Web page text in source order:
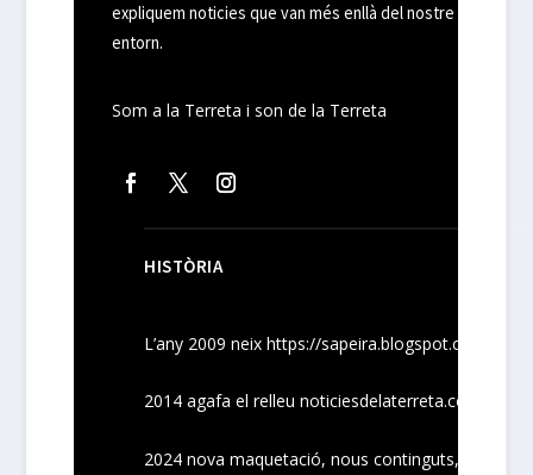
expliquem noticies que van més enllà del nostre
entorn.
Som a la Terreta i son de la Terreta
HISTÒRIA
L’any 2009 neixhttps://sapeira.blogspot.com/
2014 agafa el relleu noticiesdelaterreta.com
2024nova maquetació, nouscontinguts,